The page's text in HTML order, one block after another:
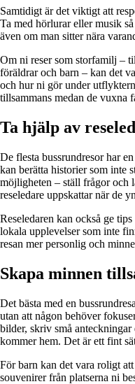
Samtidigt är det viktigt att
Ta med hörlurar eller musik
även om man sitter nära
Om ni reser som storfamilj –
föräldrar och barn – kan det
och hur ni gör under
tillsammans medan de vuxna
Ta hjälp av
De flesta bussrundresor har
kan berätta historier som inte
möjligheten – ställ frågor och
reseledare uppskattar när de
Reseledaren kan också ge
lokala upplevelser som inte
resan mer personlig och
Skapa minnen
Det bästa med en
utan att någon behöver
bilder, skriv små anteckningar
kommer hem. Det är ett fint
För barn kan det vara roligt
souvenirer från platserna ni